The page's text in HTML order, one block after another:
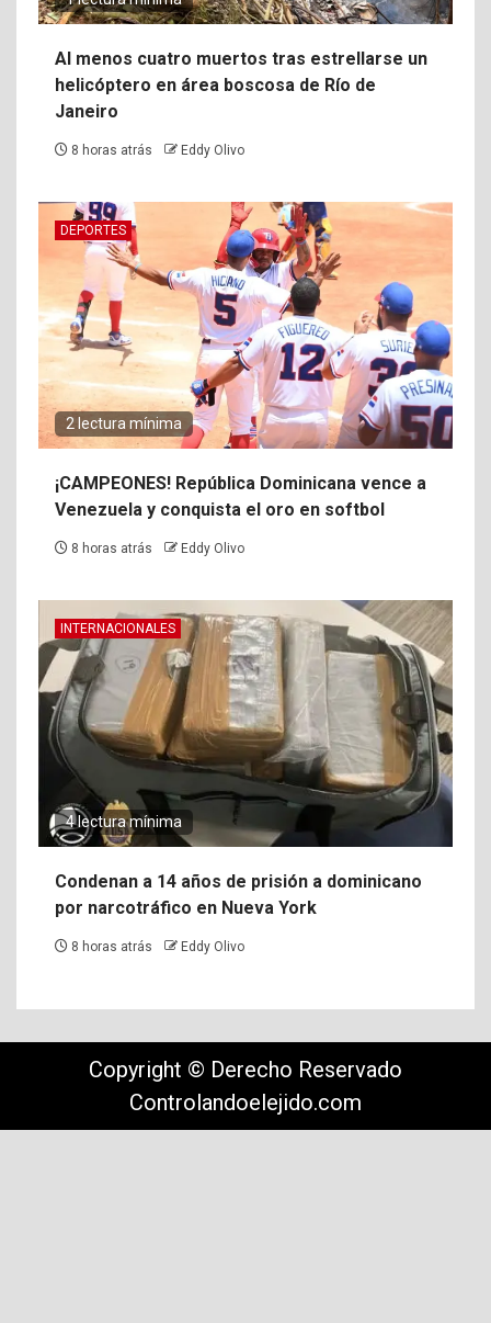
Al menos cuatro muertos tras estrellarse un
helicóptero en área boscosa de Río de
Janeiro
8 horas atrás Eddy Olivo
DEPORTES
2 lectura mínima
¡CAMPEONES! República Dominicana vence a
Venezuela y conquista el oro en softbol
8 horas atrás Eddy Olivo
INTERNACIONALES
4 lectura mínima
Condenan a 14 años de prisión a dominicano
por narcotráfico en Nueva York
8 horas atrás Eddy Olivo
Copyright © Derecho Reservado
Controlandoelejido.com